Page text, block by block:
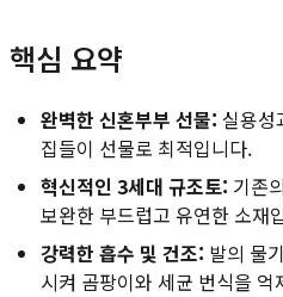
핵심 요약
완벽한 신혼부부 선물: 실용성
집들이 선물로 최적입니다.
혁신적인 3세대 규조토: 기존
보완한 부드럽고 유연한 소재
강력한 흡수 및 건조: 발의 물
시켜 곰팡이와 세균 번식을 억